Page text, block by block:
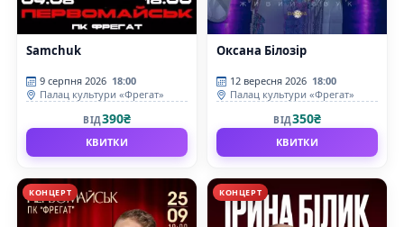
Samchuk
9 серпня 2026 18:00
Палац культури «Фрегат»
ВІД390₴
КВИТКИ
Оксана Білозір
12 вересня 2026 18:00
Палац культури «Фрегат»
ВІД350₴
КВИТКИ
КОНЦЕРТ КОНЦЕРТ